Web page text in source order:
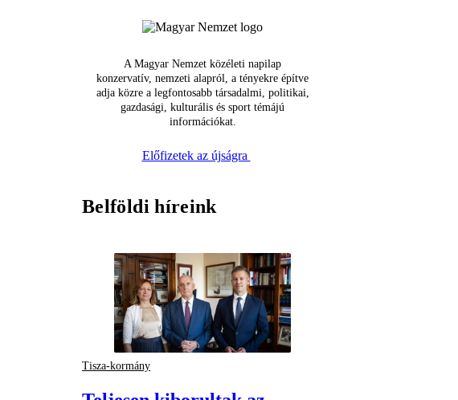
A Magyar Nemzet közéleti napilap
konzervatív, nemzeti alapról, a tényekre építve
adja közre a legfontosabb társadalmi, politikai,
gazdasági, kulturális és sport témájú
információkat.
Előfizetek az újságra
Belföldi híreink
Tisza-kormány